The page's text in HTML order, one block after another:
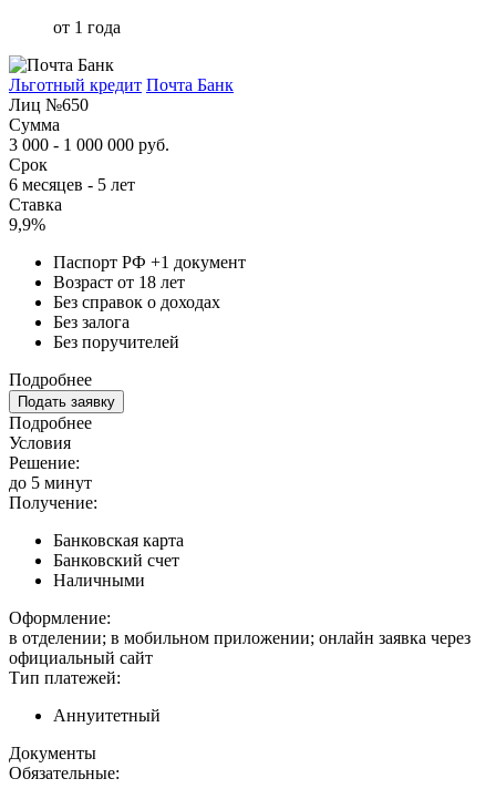
от 1 года
Льготный кредит Почта Банк
Лиц №650
Сумма
3 000 - 1 000 000 руб.
Срок
6 месяцев - 5 лет
Ставка
9,9%
Паспорт РФ +1 документ
Возраст от 18 лет
Без справок о доходах
Без залога
Без поручителей
Подробнее
Подать заявку
Подробнее
Условия
Решение:
до 5 минут
Получение:
Банковская карта
Банковский счет
Наличными
Оформление:
в отделении; в мобильном приложении; онлайн заявка через
официальный сайт
Тип платежей:
Аннуитетный
Документы
Обязательные: